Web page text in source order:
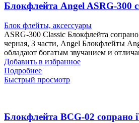
Блокфлейта Angel ASRG-300
Блок флейты, аксессуары
ASRG-300 Classic Блокфлейта
черная, 3 части, Angel Блокфлейты
обладают богатым звучанием и
Добавить в избранное
Подробнее
Быстрый просмотр
Блокфлейта BCG-02 сопрано